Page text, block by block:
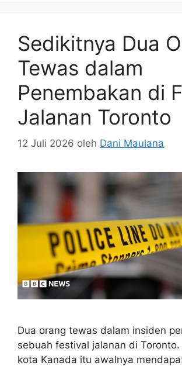
Sedikitnya Dua
Tewas dalam
Penembakan di
Jalanan Toronto
12 Juli 2026 oleh Dani Maulana
Dua orang tewas dalam insiden
sebuah festival jalanan di Toronto.
kota Kanada itu awalnya